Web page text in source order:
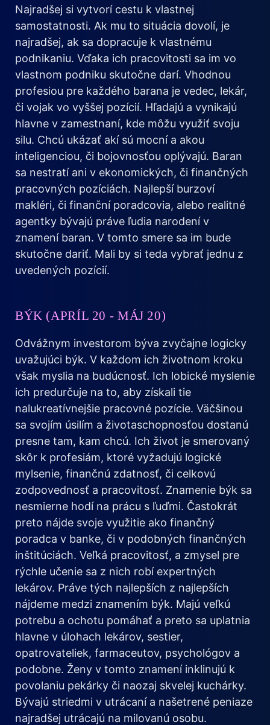
Najradšej si vytvorí cestu k vlastnej
samostatnosti. Ak mu to situácia dovolí, je
najradšej, ak sa dopracuje k vlastnému
podnikaniu. Vďaka ich pracovitosti sa im vo
vlastnom podniku skutočne darí. Vhodnou
profesiou pre každého barana je vedec, lekár,
či vojak vo vyššej pozícií. Hľadajú a vynikajú
hlavne v zamestnaní, kde môžu využiť svoju
silu. Chcú ukázať akí sú mocní a akou
inteligenciou, či bojovnosťou oplývajú. Baran
sa nestratí ani v ekonomických, či finančných
pracovných pozíciách. Najlepší burzoví
makléri, či finanční poradcovia, alebo realitné
agentky bývajú práve ľudia narodení v
znamení baran. V tomto smere sa im bude
skutočne dariť. Mali by si teda vybrať jednu z
uvedených pozícií.
BÝK (APRÍL 20 - MÁJ 20)
Odvážnym investorom býva zvyčajne logicky
uvažujúci býk. V každom ich životnom kroku
však myslia na budúcnosť. Ich lobické myslenie
ich predurčuje na to, aby získali tie
nalukreatívnejšie pracovné pozície. Väčšinou
sa svojím úsilím a životaschopnosťou dostanú
presne tam, kam chcú. Ich život je smerovaný
skôr k profesiám, ktoré vyžadujú logické
mylsenie, finančnú zdatnosť, či celkovú
zodpovednosť a pracovitosť. Znamenie býk sa
nesmierne hodí na prácu s ľuďmi. Častokrát
preto nájde svoje využitie ako finančný
poradca v banke, či v podobných finančných
inštitúciách. Veľká pracovitosť, a zmysel pre
rýchle učenie sa z nich robí expertných
lekárov. Práve tých najlepších z najlepších
nájdeme medzi znamením býk. Majú veľkú
potrebu a ochotu pomáhať a preto sa uplatnia
hlavne v úlohach lekárov, sestier,
opatrovateliek, farmaceutov, psychológov a
podobne. Ženy v tomto znamení inklinujú k
povolaniu pekárky či naozaj skvelej kuchárky.
Bývajú striedmi v utrácaní a našetrené peniaze
najradšej utrácajú na milovanú osobu.